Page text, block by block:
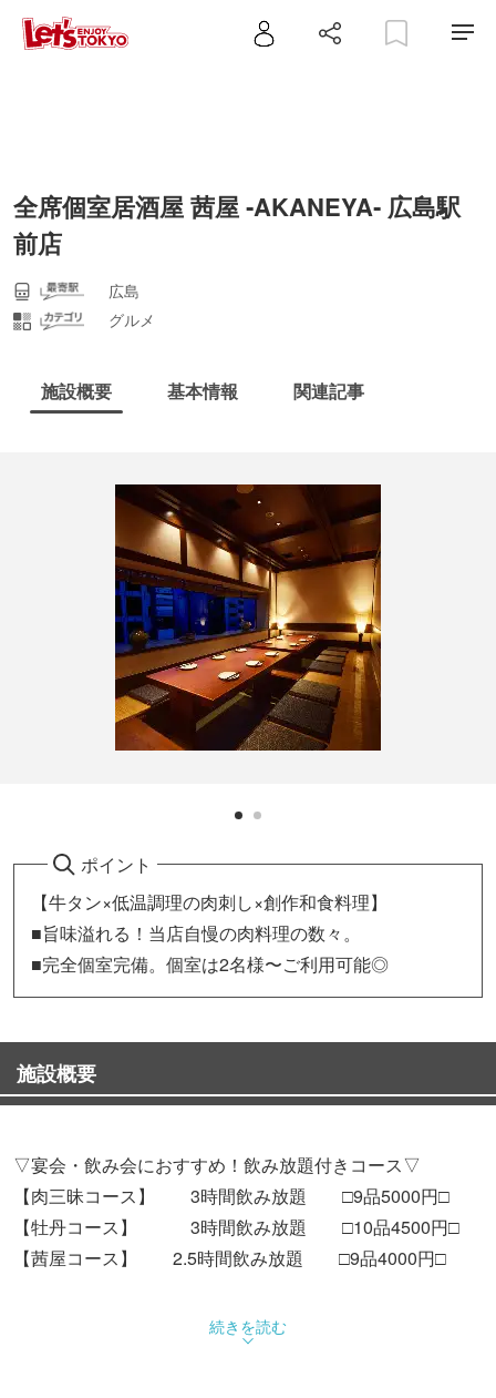
全席個室居酒屋 茜屋 ‐AKANEYA‐ 広島駅
前店
広島
グルメ
施設概要 基本情報 関連記事
ポイント
【牛タン×低温調理の肉刺し×創作和食料理】
■旨味溢れる！当店自慢の肉料理の数々。
■完全個室完備。個室は2名様〜ご利用可能◎
施設概要
▽宴会・飲み会におすすめ！飲み放題付きコース▽
【肉三昧コース】 3時間飲み放題 □9品5000円□
【牡丹コース】 3時間飲み放題 □10品4500円□
【茜屋コース】 2.5時間飲み放題 □9品4000円□
続きを読む